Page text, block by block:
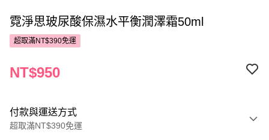
霓淨思玻尿酸保濕水平衡潤澤霜50ml
超取滿NT$390免運
NT$950
付款與運送方式
超取滿NT$390免運